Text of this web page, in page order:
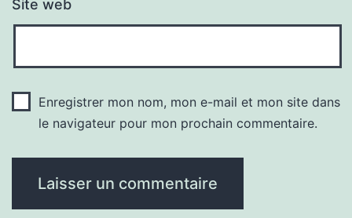
Site web
Enregistrer mon nom, mon e-mail et mon site dans
le navigateur pour mon prochain commentaire.